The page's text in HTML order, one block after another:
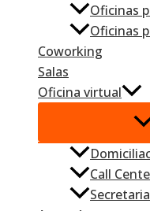
Oficinas
Oficinas
Coworking
Salas
Oficina virtual
Call